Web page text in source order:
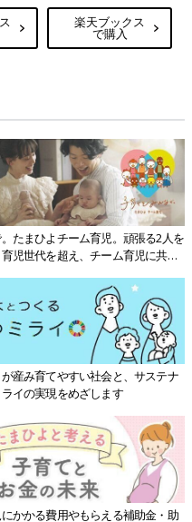
楽天ブックス
で購入
たまひよチーム育児。頑張る2人を
児世代を超え、チーム育児に共感
産み育てやすい社会と、サステナ
イの実現をめざします
かかる費用やもらえる補助金・助